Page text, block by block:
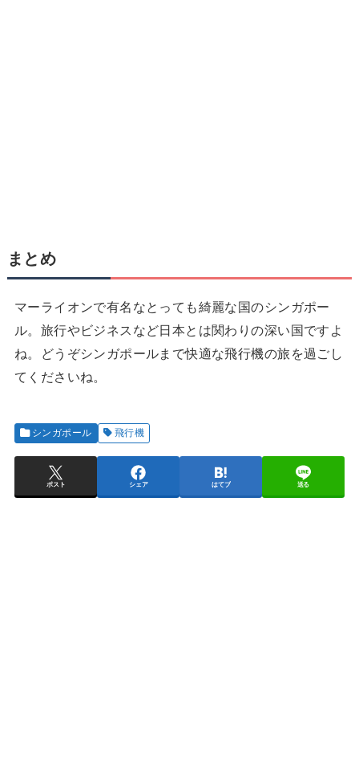
まとめ
マーライオンで有名なとっても綺麗な国のシンガポー
ル。旅行やビジネスなど日本とは関わりの深い国ですよ
ね。どうぞシンガポールまで快適な飛行機の旅を過ごし
てくださいね。
シンガポール 飛行機
ポスト シェア はてブ 送る